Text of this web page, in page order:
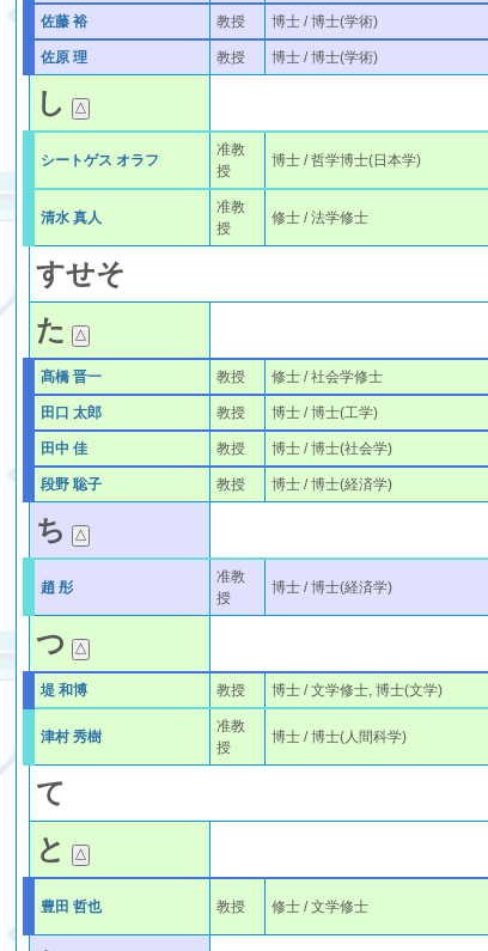
佐藤 裕 教授 博士 / 博士(学術)
佐原 理 教授 博士 / 博士(学術)
し
シートゲス オラフ
准教
授
博士 / 哲学博士(日本学)
清水 真人
准教
授
修士 / 法学修士
すせそ
た
髙橋 晋一 教授 修士 / 社会学修士
田口 太郎 教授 博士 / 博士(工学)
田中 佳 教授 博士 / 博士(社会学)
段野 聡子 教授 博士 / 博士(経済学)
ち
趙 彤
准教
授
博士 / 博士(経済学)
つ
堤 和博 教授 博士 / 文学修士, 博士(文学)
津村 秀樹
准教
授
博士 / 博士(人間科学)
て
と
豊田 哲也 教授 修士 / 文学修士